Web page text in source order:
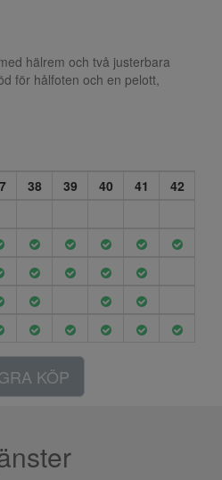
hälrem och två justerbara
för hålfoten och en pelott,
38 39 40 41
42
KÖP